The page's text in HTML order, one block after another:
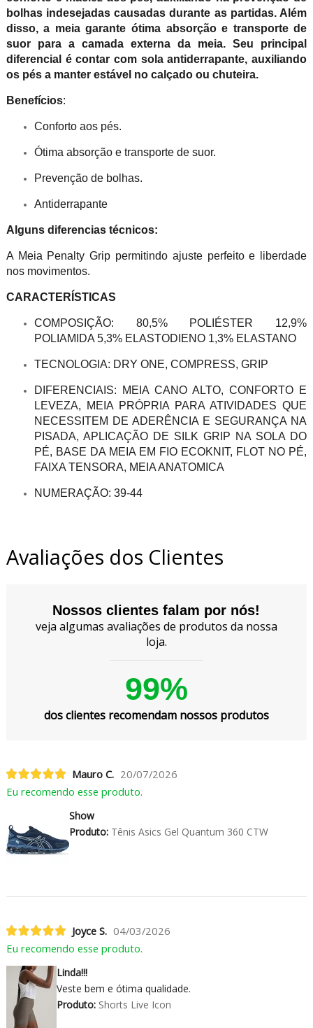
bolhas indesejadas causadas durante as partidas. Além
disso, a meia garante ótima absorção e transporte de
suor para a camada externa da meia. Seu principal
diferencial é contar com sola antiderrapante, auxiliando
os pés a manter estável no calçado ou chuteira.
Benefícios:
Conforto aos pés.
Ótima absorção e transporte de suor.
Prevenção de bolhas.
Antiderrapante
Alguns diferencias técnicos:
A Meia Penalty Grip permitindo ajuste perfeito e liberdade
nos movimentos.
CARACTERÍ­STICAS
COMPOSIÇÃO: 80,5% POLIÉSTER 12,9%
POLIAMIDA 5,3% ELASTODIENO 1,3% ELASTANO
TECNOLOGIA: DRY ONE, COMPRESS, GRIP
DIFERENCIAIS: MEIA CANO ALTO, CONFORTO E
LEVEZA, MEIA PRÓPRIA PARA ATIVIDADES QUE
NECESSITEM DE ADERÊNCIA E SEGURANÇA NA
PISADA, APLICAÇÃO DE SILK GRIP NA SOLA DO
PÉ, BASE DA MEIA EM FIO ECOKNIT, FLOT NO PÉ,
FAIXA TENSORA, MEIA ANATOMICA
NUMERAÇÃO: 39-44
Avaliações dos Clientes
Nossos clientes falam por nós!
veja algumas avaliações de produtos da nossa
loja.
99%
dos clientes recomendam nossos produtos
Mauro C. 20/07/2026
Eu recomendo esse produto.
Show
Produto:Tênis Asics Gel Quantum 360 CTW
Joyce S. 04/03/2026
Eu recomendo esse produto.
Linda!!!
Veste bem e ótima qualidade.
Produto:Shorts Live Icon